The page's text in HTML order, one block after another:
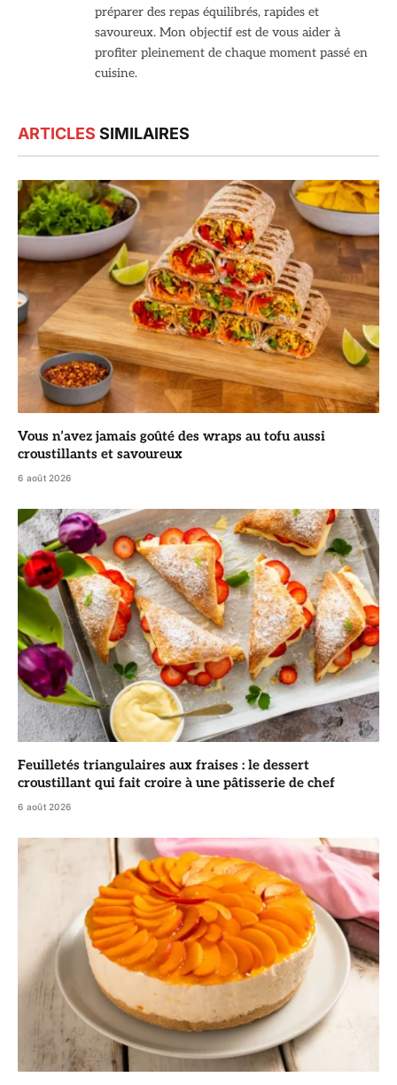
préparer des repas équilibrés, rapides et
savoureux. Mon objectif est de vous aider à
profiter pleinement de chaque moment passé en
cuisine.
ARTICLES SIMILAIRES
Vous n’avez jamais goûté des wraps au tofu aussi
croustillants et savoureux
6 août 2026
Feuilletés triangulaires aux fraises : le dessert
croustillant qui fait croire à une pâtisserie de chef
6 août 2026